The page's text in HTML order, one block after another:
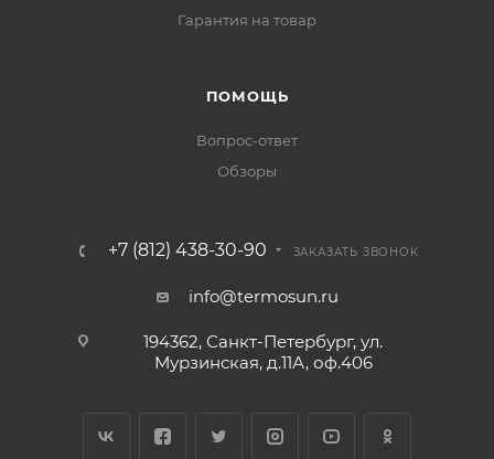
Гарантия на товар
ПОМОЩЬ
Вопрос-ответ
Обзоры
+7 (812) 438-30-90 ЗАКАЗАТЬ ЗВОНОК
info@termosun.ru
194362, Санкт-Петербург, ул.
Мурзинская, д.11А, оф.406